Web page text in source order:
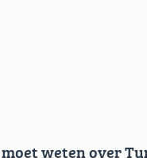
weten over